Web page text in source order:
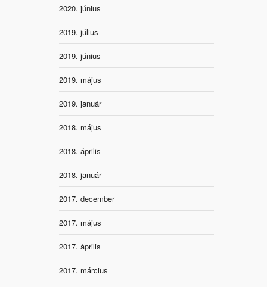
2020. június
2019. július
2019. június
2019. május
2019. január
2018. május
2018. április
2018. január
2017. december
2017. május
2017. április
2017. március